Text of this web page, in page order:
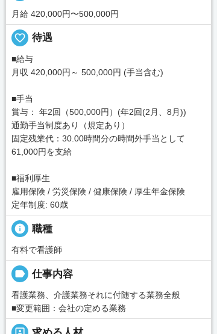
月給 420,000円〜500,000円
favorite_border 待遇
■給与
月収 420,000円～ 500,000円 (手当含む)
■手当
賞与： 年2回（500,000円）(年2回(2月、8月))
通勤手当制度あり（規定あり）
固定残業代：30.00時間分の時間外手当として
61,000円を支給
■福利厚生
雇用保険 / 労災保険 / 健康保険 / 厚生年金保険
定年制度: 60歳
info 職種
有料で看護師
label 仕事内容
看護業務、介護業務それに付随する業務全般
■変更範囲：会社の定める業務